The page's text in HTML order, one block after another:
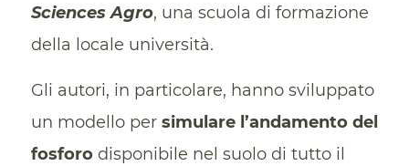
Sciences Agro, una scuola di formazione
della locale università.
Gli autori, in particolare, hanno sviluppato
un modello per simulare l’andamento del
fosforodisponibile nel suolo di tutto il